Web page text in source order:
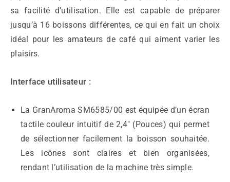
sa facilité d’utilisation. Elle est capable de préparer
jusqu’à 16 boissons différentes, ce qui en fait un choix
idéal pour les amateurs de café qui aiment varier les
plaisirs.
Interface utilisateur :
La GranAroma SM6585/00 est équipée d’un écran
tactile couleur intuitif de 2,4″ (Pouces) qui permet
de sélectionner facilement la boisson souhaitée.
Les icônes sont claires et bien organisées,
rendant l’utilisation de la machine très simple.